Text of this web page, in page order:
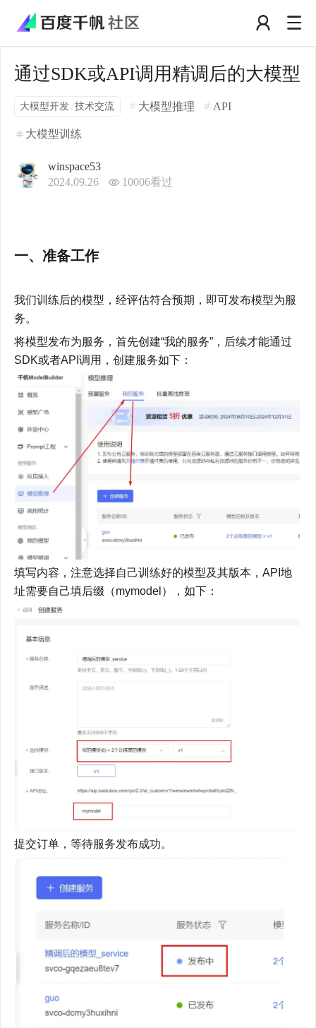
通过SDK或API调用精调后的大模型
大模型开发 /技术交流 大模型推理 API
大模型训练
winspace53
2024.09.26
10006看过
一、准备工作
我们训练后的模型，经评估符合预期，即可发布模型为服
务。
将模型发布为服务，首先创建“我的服务”，后续才能通过
SDK或者API调用，创建服务如下：
填写内容，注意选择自己训练好的模型及其版本，API地
址需要自己填后缀（mymodel），如下：
提交订单，等待服务发布成功。